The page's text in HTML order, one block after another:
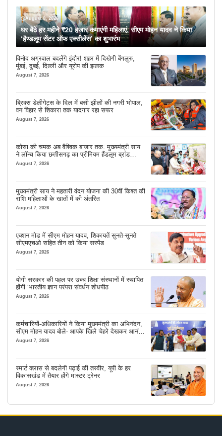
August 8, 2026
घर बैठे हर महीने ₹20 हजार कमाएंगी महिलाएं, सीएम मोहन यादव ने किया
‘हैण्डलूम सेंटर ऑफ एक्सीलेंस’ का शुभारंभ
विनोद अग्रवाल बदलेंगे इंदौर! शहर में दिखेगी बेंगलुरु,
मुंबई, दुबई, दिल्ली और यूरोप की झलक
August 7, 2026
ब्रिक्स डेलीगेट्स के दिल में बसी झीलों की नगरी भोपाल,
वन विहार से शिकारा तक यादगार रहा सफर
August 7, 2026
कोसा की चमक अब वैश्विक बाजार तक: मुख्यमंत्री साय
ने लॉन्च किया छत्तीसगढ़ का प्रीमियम हैंडलूम ब्रांड
‘कोशल फैब’
August 7, 2026
मुख्यमंत्री साय ने महतारी वंदन योजना की 30वीं किश्त की
राशि महिलाओं के खातों में की अंतरित
August 7, 2026
एक्शन मोड में सीएम मोहन यादव, शिकायतें सुनते-सुनते
सीएमएचओ सहित तीन को किया सस्पेंड
August 7, 2026
योगी सरकार की पहल पर उच्च शिक्षा संस्थानों में स्थापित
होंगी ‘भारतीय ज्ञान परंपरा संवर्धन शोधपीठ
August 7, 2026
कर्मचारियों-अधिकारियों ने किया मुख्यमंत्री का अभिनंदन,
सीएम मोहन यादव बोले- आपके खिले चेहरे देखकर आनंद
आता है
August 7, 2026
स्मार्ट क्लास से बदलेगी पढ़ाई की तस्वीर, यूपी के हर
विकासखंड में तैयार होंगे मास्टर ट्रेनर
August 7, 2026